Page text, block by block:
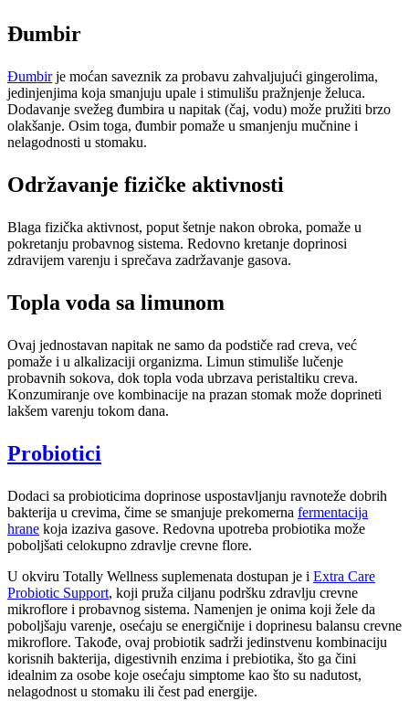
Đumbir
Đumbirje moćan saveznik za probavu zahvaljujući gingerolima,
jedinjenjima koja smanjuju upale i stimulišu pražnjenje želuca.
Dodavanje svežeg đumbira u napitak (čaj, vodu) može pružiti brzo
olakšanje. Osim toga, đumbir pomaže u smanjenju mučnine i
nelagodnosti u stomaku.
Održavanje fizičke aktivnosti
Blaga fizička aktivnost, poput šetnje nakon obroka, pomaže u
pokretanju probavnog sistema. Redovno kretanje doprinosi
zdravijem varenju i sprečava zadržavanje gasova.
Topla voda sa limunom
Ovaj jednostavan napitak ne samo da podstiče rad creva, već
pomaže i u alkalizaciji organizma. Limun stimuliše lučenje
probavnih sokova, dok topla voda ubrzava peristaltiku creva.
Konzumiranje ove kombinacije na prazan stomak može doprineti
lakšem varenju tokom dana.
Probiotici
Dodaci sa probioticima doprinose uspostavljanju ravnoteže dobrih
bakterija u crevima, čime se smanjuje prekomerna fermentacija
hrane koja izaziva gasove. Redovna upotreba probiotika može
poboljšati celokupno zdravlje crevne flore.
U okviru Totally Wellness suplemenata dostupan je i Extra Care
Probiotic Support, koji pruža ciljanu podršku zdravlju crevne
mikroflore i probavnog sistema. Namenjen je onima koji žele da
poboljšaju varenje, osećaju se energičnije i doprinesu balansu crevne
mikroflore. Takođe, ovaj probiotik sadrži jedinstvenu kombinaciju
korisnih bakterija, digestivnih enzima i prebiotika, što ga čini
idealnim za osobe koje osećaju simptome kao što su nadutost,
nelagodnost u stomaku ili čest pad energije.